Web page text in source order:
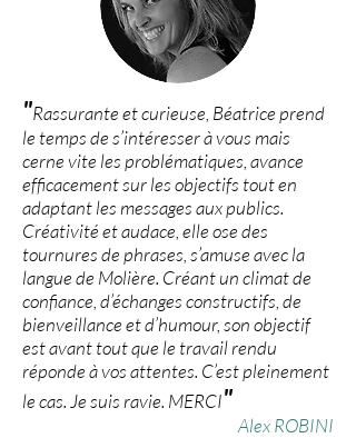
"Rassurante et curieuse, Béatrice prend
le temps de s’intéresser à vous mais
cerne vite les problématiques, avance
efficacement sur les objectifs tout en
adaptant les messages aux publics.
Créativité et audace, elle ose des
tournures de phrases, s’amuse avec la
langue de Molière. Créant un climat de
confiance, d’échanges constructifs, de
bienveillance et d’humour, son objectif
est avant tout que le travail rendu
réponde à vos attentes. C’est pleinement
le cas. Je suis ravie. MERCI"
AlexROBINI